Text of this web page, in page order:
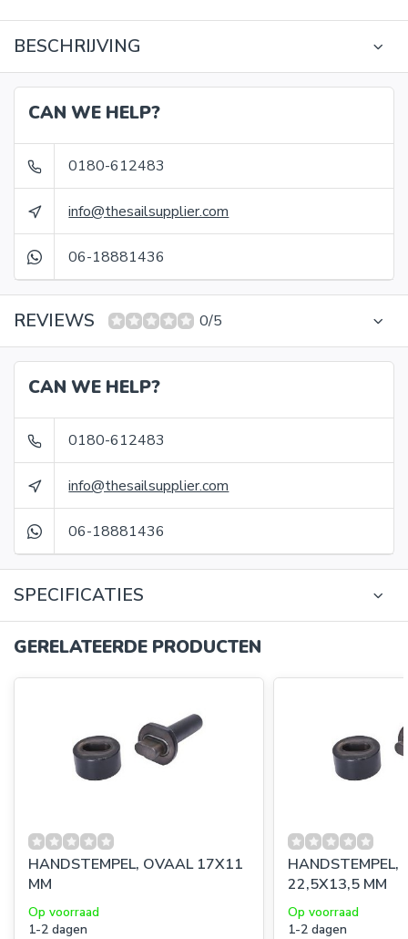
BESCHRIJVING
CAN WE HELP?
0180-612483
info@thesailsupplier.com
06-18881436
REVIEWS 0/5
CAN WE HELP?
0180-612483
info@thesailsupplier.com
06-18881436
SPECIFICATIES
GERELATEERDE PRODUCTEN
HANDSTEMPEL, OVAAL 17X11
MM
Op voorraad
1-2 dagen
HANDSTEMPEL,
22,5X13,5 MM
Op voorraad
1-2 dagen